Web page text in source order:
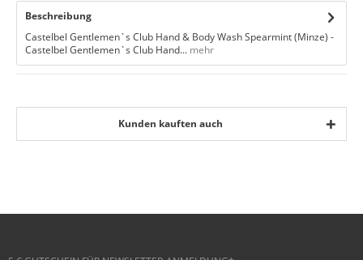
Beschreibung
Castelbel Gentlemen`s Club Hand & Body Wash Spearmint (Minze) -
Castelbel Gentlemen`s Club Hand... mehr
Kunden kauften auch